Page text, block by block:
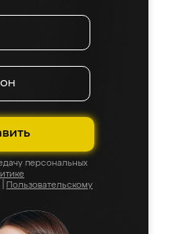
персональных
Пользовательскому